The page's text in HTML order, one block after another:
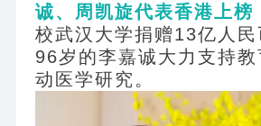
诚、周凯旋代表香港上榜
校武汉大学捐赠13亿人民
96岁的李嘉诚大力支持
动医学研究。